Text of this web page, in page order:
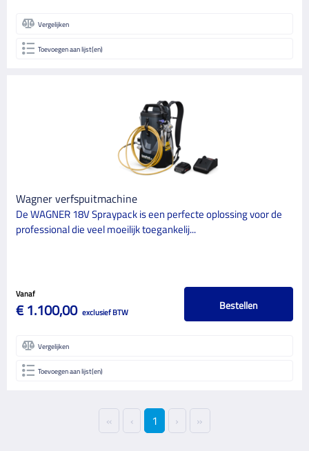
Vergelijken
Toevoegen aan lijst(en)
Wagner verfspuitmachine
De WAGNER 18V Spraypack is een perfecte oplossing voor de
professional die veel moeilijk toegankelij...
Vanaf
€ 1.100,00 exclusief BTW Bestellen
Vergelijken
Toevoegen aan lijst(en)
« ‹ 1 › »